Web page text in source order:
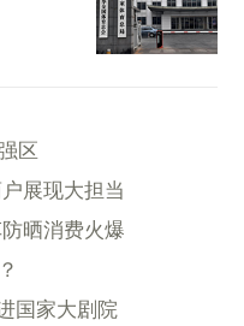
区
展现大担当
晒消费火爆
国家大剧院